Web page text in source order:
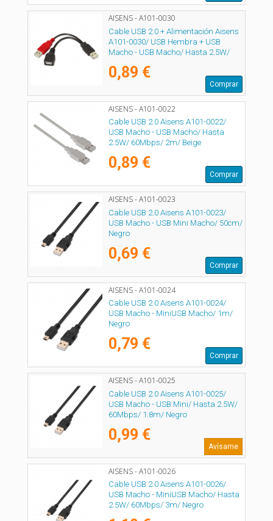
AISENS - A101-0030
Cable USB 2.0 + Alimentación Aisens
A101-0030/ USB Hembra + USB
Macho - USB Macho/ Hasta 2.5W/
0,89 €
Comprar
AISENS - A101-0022
Cable USB 2.0 Aisens A101-0022/
USB Macho - USB Macho/ Hasta
2.5W/ 60Mbps/ 2m/ Beige
0,89 €
Comprar
AISENS - A101-0023
Cable USB 2.0 Aisens A101-0023/
USB Macho - USB Mini Macho/ 50cm/
Negro
0,69 €
Comprar
AISENS - A101-0024
Cable USB 2.0 Aisens A101-0024/
USB Macho - MiniUSB Macho/ 1m/
Negro
0,79 €
Comprar
AISENS - A101-0025
Cable USB 2.0 Aisens A101-0025/
USB Macho - USB Mini/ Hasta 2.5W/
60Mbps/ 1.8m/ Negro
0,99 €
Avísame
AISENS - A101-0026
Cable USB 2.0 Aisens A101-0026/
USB Macho - MiniUSB Macho/ Hasta
2.5W/ 60Mbps/ 3m/ Negro